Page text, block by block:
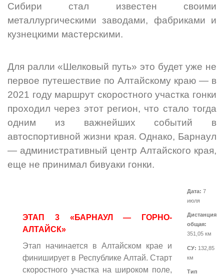
Сибири стал известен своими
металлургическими заводами, фабриками и
кузнецкими мастерскими.
Для ралли «Шелковый путь» это будет уже не
первое путешествие по Алтайскому краю — в
2021 году маршрут скоростного участка гонки
проходил через этот регион, что стало тогда
одним из важнейших событий в
автоспортивной жизни края. Однако, Барнаул
— административный центр Алтайского края,
еще не принимал бивуаки гонки.
ЭТАП 3 «БАРНАУЛ — ГОРНО-
АЛТАЙСК»
Этап начинается в Алтайском крае и
финиширует в Республике Алтай. Старт
скоростного участка на широком поле,
Дата: 7
июля
Дистанция
общая:
351,05 км
СУ: 132,85
км
Тип